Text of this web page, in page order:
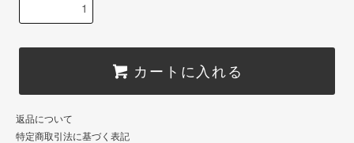
カートに入れる
返品について
特定商取引法に基づく表記